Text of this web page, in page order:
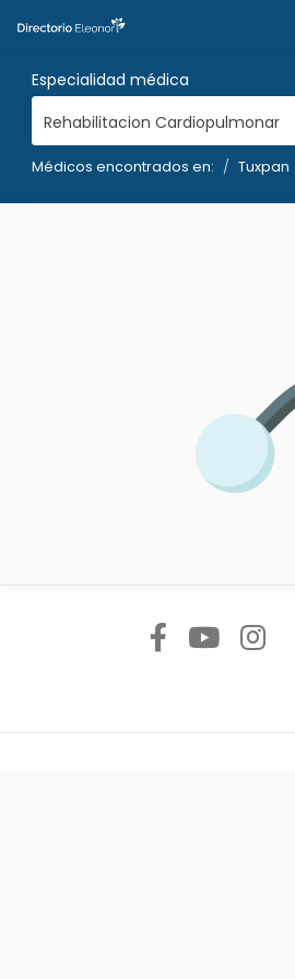
Especialidad médica
Rehabilitacion Cardiopulmonar
Médicos encontrados en: Tuxpan